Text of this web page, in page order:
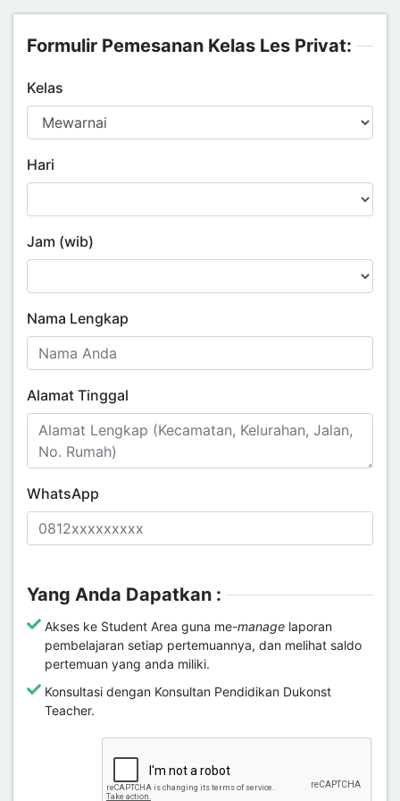
Formulir Pemesanan Kelas Les Privat:
Kelas
Hari
Jam (wib)
Nama Lengkap
Alamat Tinggal
WhatsApp
Yang Anda Dapatkan :
Akses ke Student Area guna me-manage laporan
pembelajaran setiap pertemuannya, dan melihat saldo
pertemuan yang anda miliki.
Konsultasi dengan Konsultan Pendidikan Dukonst
Teacher.